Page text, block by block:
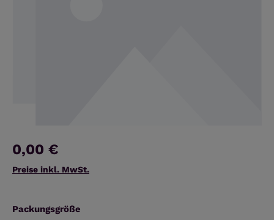
0,00 €
Preise inkl. MwSt.
Packungsgröße